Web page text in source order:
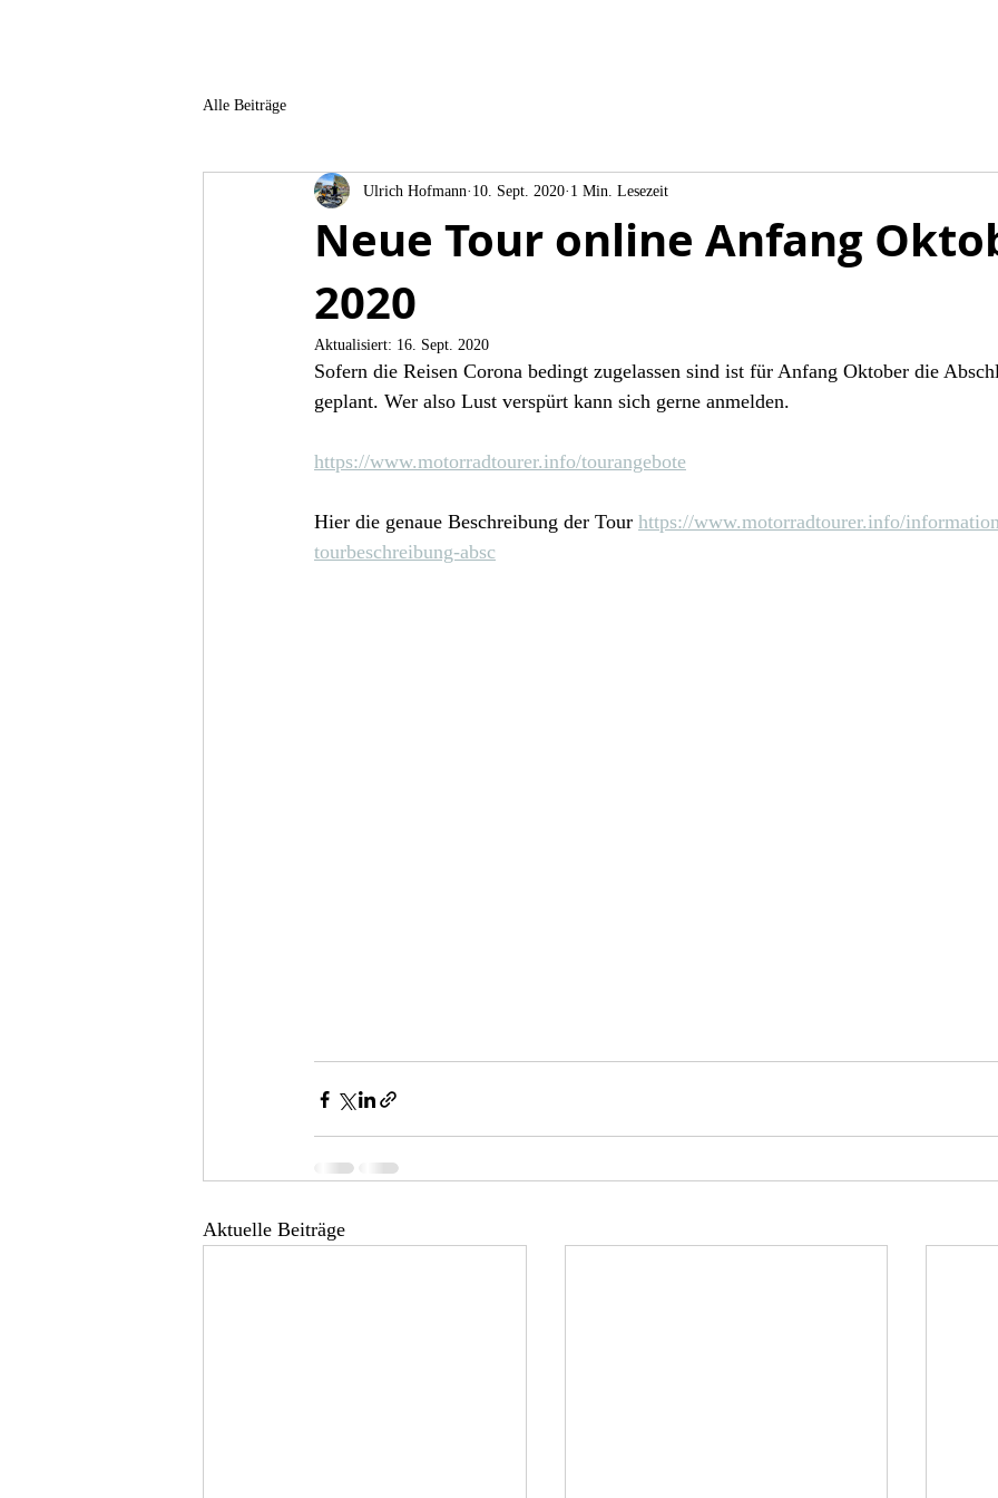
Alle Beiträge
Neue Tour online Anfang
2020
Ulrich Hofmann 10. Sept. 2020 1 Min. Lesezeit
Aktualisiert: 16. Sept. 2020
Sofern die Reisen Corona bedingt zugelassen sind ist für Anfang Oktober die
geplant. Wer also Lust verspürt kann sich gerne anmelden.
https://www.motorradtourer.info/tourangebote
Hier die genaue Beschreibung der Tour https://www.motorradtourer.info/
tourbeschreibung-absc
Aktuelle Beiträge